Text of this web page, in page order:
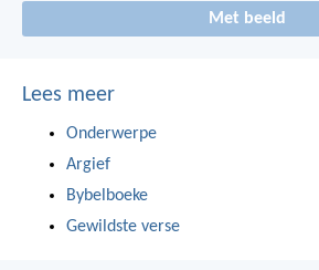
Met beeld
Lees meer
Onderwerpe
Argief
Bybelboeke
Gewildste verse